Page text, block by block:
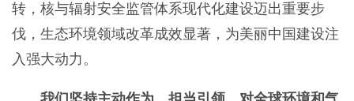
转，核与辐射安全监管体系现代化建设迈出重要步
伐，生态环境领域改革成效显著，为美丽中国建设注
入强大动力。